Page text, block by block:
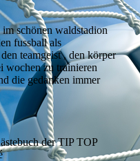
schönen waldstadion
fussball als
teamgeist , den körper
wochen zu trainieren
die gedanken immer
der TIP TOP